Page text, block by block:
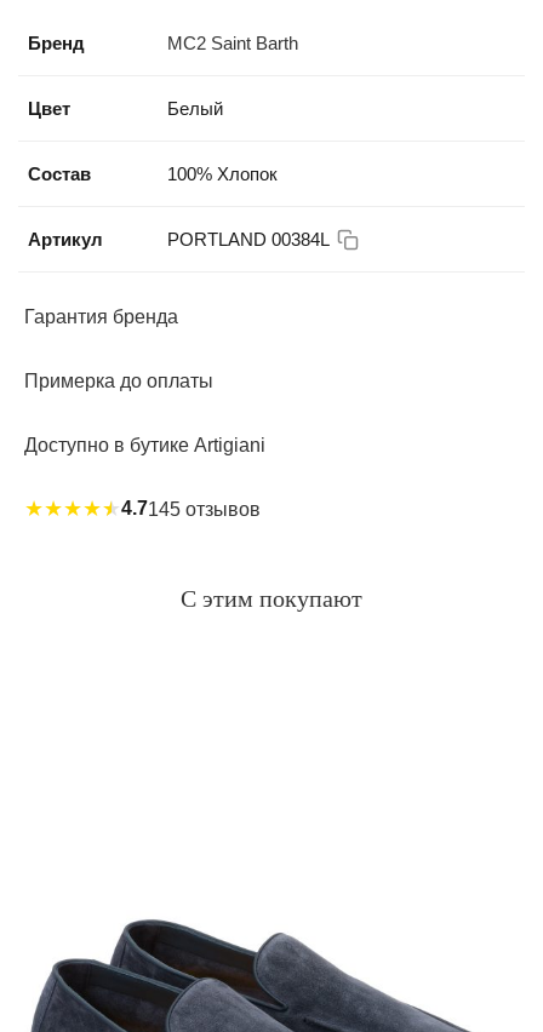
Бренд MC2 Saint Barth
Цвет Белый
Состав 100% Хлопок
Артикул PORTLAND 00384L
Гарантия бренда
Примерка до оплаты
Доступно в бутике Artigiani
★★★★★4.7145 отзывов
С этим покупают